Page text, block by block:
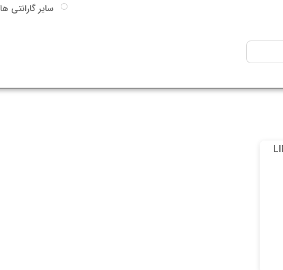
سایر گارانتی ها